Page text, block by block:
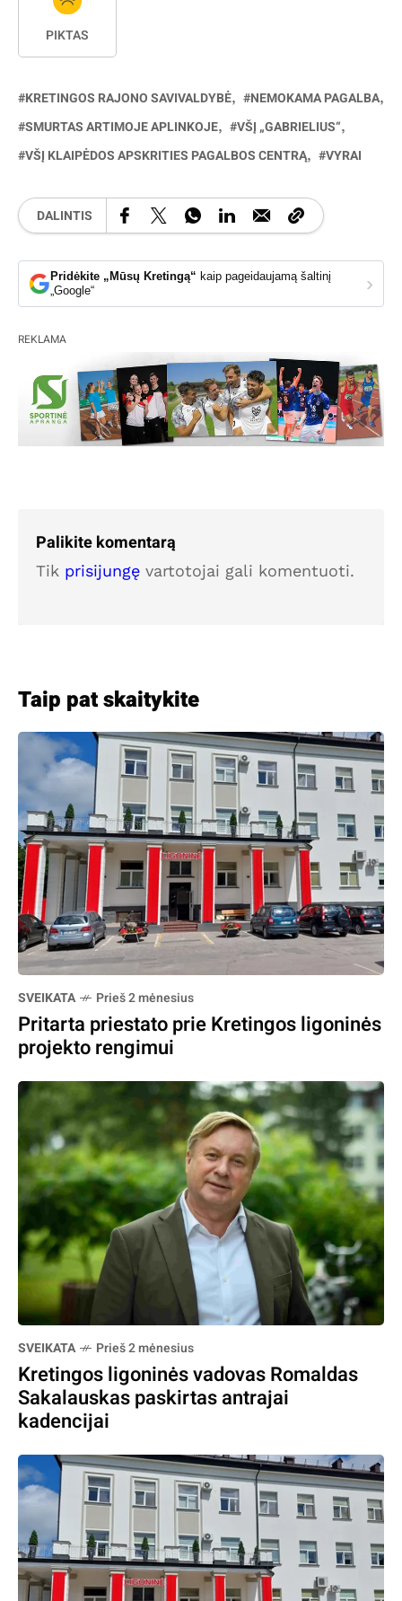
PIKTAS
KRETINGOS RAJONO SAVIVALDYBĖ
NEMOKAMA PAGALBA
SMURTAS ARTIMOJE APLINKOJE
VŠĮ „GABRIELIUS“
VŠĮ KLAIPĖDOS APSKRITIES PAGALBOS CENTRĄ
VYRAI
DALINTIS
Pridėkite „Mūsų Kretingą“ kaip pageidaujamą šaltinį
„Google“
›
REKLAMA
Palikite komentarą
Tik prisijungę vartotojai gali komentuoti.
Taip pat skaitykite
SVEIKATA Prieš 2 mėnesius
Pritarta priestato prie Kretingos ligoninės
projekto rengimui
SVEIKATA Prieš 2 mėnesius
Kretingos ligoninės vadovas Romaldas
Sakalauskas paskirtas antrajai
kadencijai